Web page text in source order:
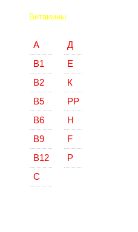
Витамины
А
В1
В2
В5
В6
В9
В12
С
Д
Е
К
РР
Н
F
Р